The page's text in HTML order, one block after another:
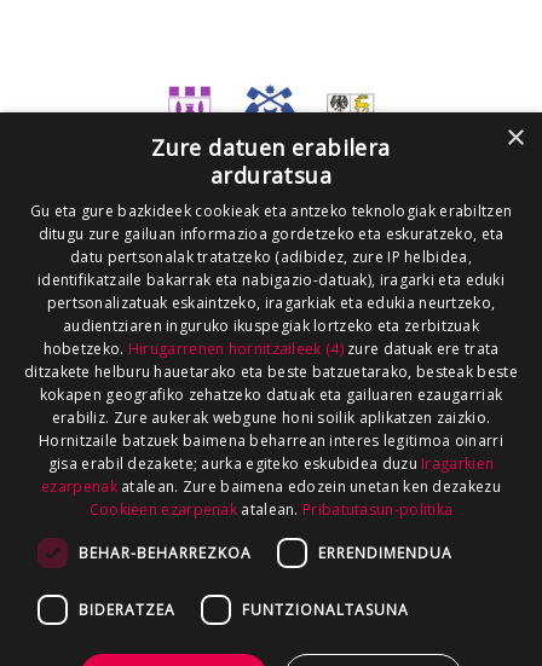
×
Zure datuen erabilera
arduratsua
Gu eta gure bazkideek cookieak eta antzeko teknologiak erabiltzen
ditugu zure gailuan informazioa gordetzeko eta eskuratzeko, eta
datu pertsonalak tratatzeko (adibidez, zure IP helbidea,
identifikatzaile bakarrak eta nabigazio-datuak), iragarki eta eduki
pertsonalizatuak eskaintzeko, iragarkiak eta edukia neurtzeko,
audientziaren inguruko ikuspegiak lortzeko eta zerbitzuak
hobetzeko. Hirugarrenen hornitzaileek (4)zure datuak ere trata
ditzakete helburu hauetarako eta beste batzuetarako, besteak beste
kokapen geografiko zehatzeko datuak eta gailuaren ezaugarriak
erabiliz. Zure aukerak webgune honi soilik aplikatzen zaizkio.
Hornitzaile batzuek baimena beharrean interes legitimoa oinarri
gisa erabil dezakete; aurka egiteko eskubidea duzu Iragarkien
ezarpenakatalean. Zure baimena edozein unetan ken dezakezu
Cookieen ezarpenak atalean. Pribatutasun-politika
BEHAR-BEHARREZKOA ERRENDIMENDUA
BIDERATZEA FUNTZIONALTASUNA